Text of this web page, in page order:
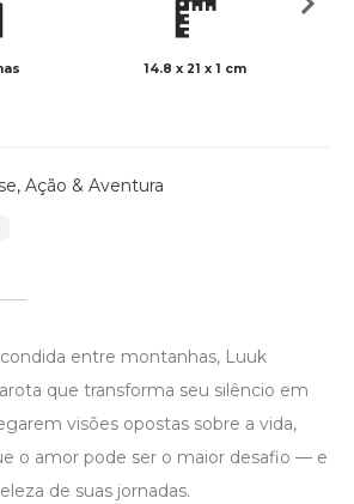
14.8 x 21 x 1 cm
, Ação & Aventura
entre montanhas, Luuk
que transforma seu silêncio em
visões opostas sobre a vida,
o amor pode ser o maior desafio — e
de suas jornadas.